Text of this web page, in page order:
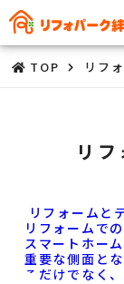
TOP リフ
リ
リフォームと
リフォームで
スマートホー
重要な側面と
るだけでなく